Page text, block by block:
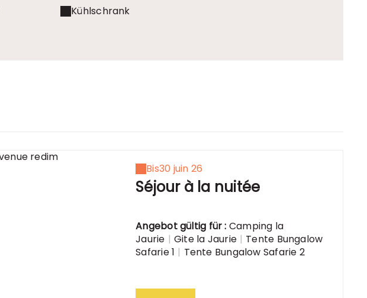
Kühlschrank
Bis30 juin 26
Séjour à la nuitée
Angebot gültig für : Camping la
Jaurie | Gite la Jaurie | Tente Bungalow
Safarie 1 | Tente Bungalow Safarie 2